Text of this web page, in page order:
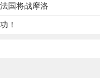
国将战摩洛
！